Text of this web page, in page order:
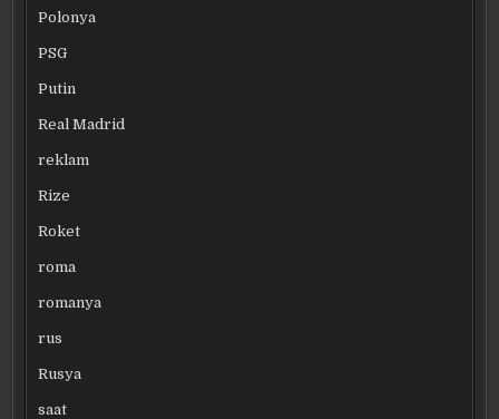
Polonya
PSG
Putin
Real Madrid
reklam
Rize
Roket
roma
romanya
rus
Rusya
saat